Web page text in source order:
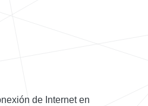
de Internet en